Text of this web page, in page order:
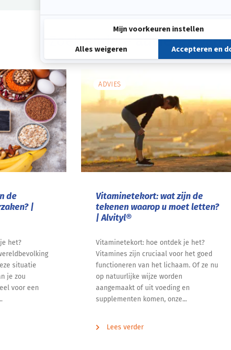
Zoek andereadviezen van
de
|
het?
situatie
je zou
voor een
ADVIES
Vitaminetekort: wat zijn de
tekenen waarop u moet letten?
| Alvityl®
Vitaminetekort: hoe ontdek je het?
Vitamines zijn cruciaal voor het goed
functioneren van het lichaam. Of ze nu
op natuurlijke wijze worden
aangemaakt of uit voeding en
supplementen komen, onze...
Lees verder